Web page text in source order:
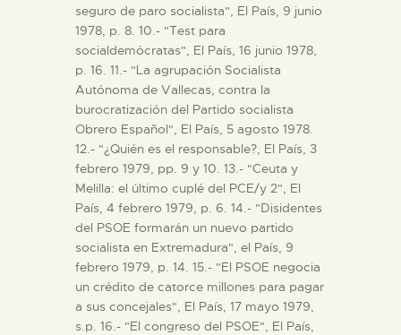
seguro de paro socialista", El País, 9 junio
1978, p. 8. 10.- "Test para
socialdemócratas", El País, 16 junio 1978,
p. 16. 11.- "La agrupación Socialista
Autónoma de Vallecas, contra la
burocratización del Partido socialista
Obrero Español", El País, 5 agosto 1978.
12.- "¿Quién es el responsable?, El País, 3
febrero 1979, pp. 9 y 10. 13.- "Ceuta y
Melilla: el último cuplé del PCE/y 2", El
País, 4 febrero 1979, p. 6. 14.- "Disidentes
del PSOE formarán un nuevo partido
socialista en Extremadura", el País, 9
febrero 1979, p. 14. 15.- "El PSOE negocia
un crédito de catorce millones para pagar
a sus concejales", El País, 17 mayo 1979,
s.p. 16.- "El congreso del PSOE", El País,